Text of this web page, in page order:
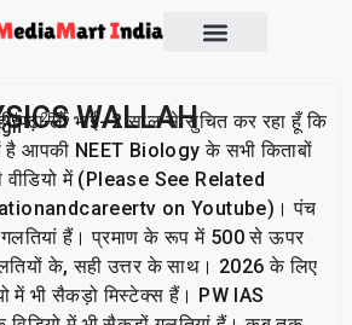
WALLAH
2025
पढ़ा लो भाई- 2 साल से सुचित कर रहा हूँ कि
आपकी NEET Biology के सभी किताबों
में (Please See Related
on Youtube)। पंच
हैं। प्रमाण के रूप में 500 से ऊपर
के, सही उत्तर के साथ। 2026 के लिए
में भी सैकड़ो मिस्टेक्स हैं। PW IAS